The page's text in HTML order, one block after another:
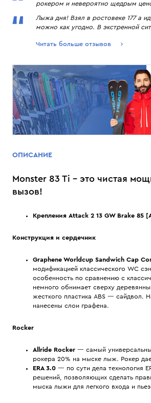
рокером и невероятно щедрым
Лыжа дня! Взял в ростовеке 177 а
можно как угодно. В экстренной
Читать больше отзывов
ОПИСАНИЕ
Monster 83 Ti - это чистая
вызов!
Крепления Attack 2 13 GW Brake 85
Конструкция и сердечник
Graphene Worldcup Sandwich Cap
модификацией классического WC
особенность по сравнению с
немного обнимает сверху
жесткого пластика ABS — сайдвол.
нанесены слои графена.
Rocker
Allride Rocker — самый
рокера 20% на мыске лыж. Рокер
ERA 3.0 — по сути дела технология
решений, позволяющих сделать
мыска лыжи для легкого входа и